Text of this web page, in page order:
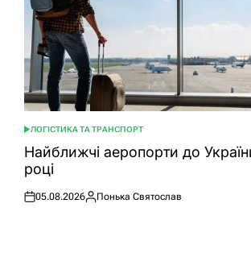
ОПУБЛІКУВАТИ
У
ЛОГІСТИКА ТА ТРАНСПОРТ
Найближчі аеропорти до
році
Оприлюднено
05.08.2026
Опубліковано
Понька Святослав